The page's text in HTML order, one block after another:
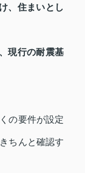
、住まいとし
現行の耐震基
の要件が設定
ちんと確認す